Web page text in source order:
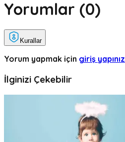
Yorumlar (0)
Kurallar
Yorum yapmak için giriş yapınız
İlginizi Çekebilir